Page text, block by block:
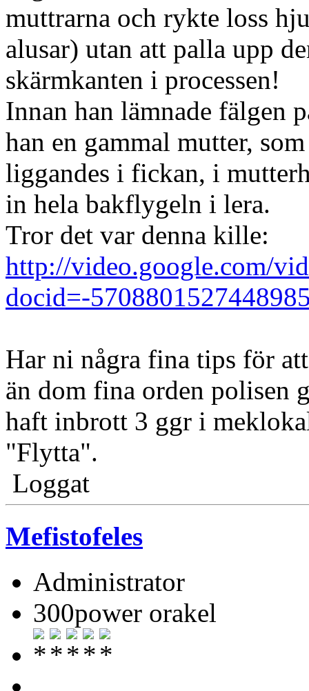
muttrarna och rykte loss
alusar) utan att palla upp
skärmkanten i processen!
Innan han lämnade fälgen
han en gammal mutter,
liggandes i fickan, i
in hela bakflygeln i lera.
Tror det var denna kille:
http://video.google.com/
docid=-
Har ni några fina tips för
än dom fina orden polisen
haft inbrott 3 ggr i
"Flytta".
Loggat
Mefistofeles
Administrator
300power orakel